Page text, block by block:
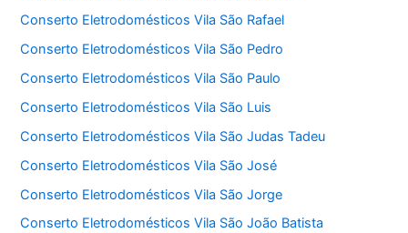
Conserto Eletrodomésticos Vila São Rafael
Conserto Eletrodomésticos Vila São Pedro
Conserto Eletrodomésticos Vila São Paulo
Conserto Eletrodomésticos Vila São Luis
Conserto Eletrodomésticos Vila São Judas Tadeu
Conserto Eletrodomésticos Vila São José
Conserto Eletrodomésticos Vila São Jorge
Conserto Eletrodomésticos Vila São João Batista